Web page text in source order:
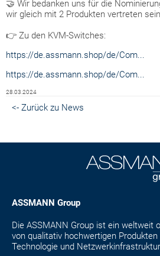
🤝 Wir bedanken uns für die
wir gleich mit 2 Produkten vertreten
👉 Zu den KVM-Switches:
https://de.assmann.shop/de/Com...
https://de.assmann.shop/de/Com...
28.03.2024
<- Zurück zu News
ASSMANN Group
Die ASSMANN Group ist ein weltweit
von qualitativ hochwertigen
Technologie und